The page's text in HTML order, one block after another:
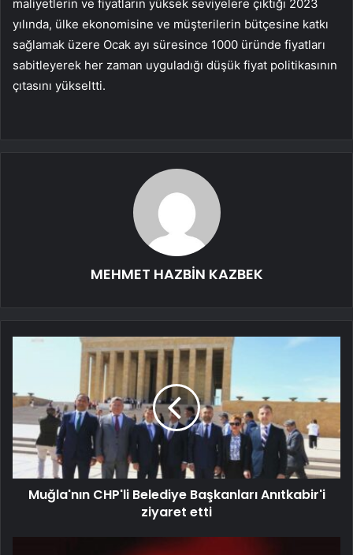
maliyetlerin ve fiyatların yüksek seviyelere çıktığı 2023
yılında, ülke ekonomisine ve müşterilerin bütçesine katkı
sağlamak üzere Ocak ayı süresince 1000 üründe fiyatları
sabitleyerek her zaman uyguladığı düşük fiyat politikasının
çıtasını yükseltti.
MEHMET HAZBİN KAZBEK
Muğla'nın CHP'li Belediye Başkanları Anıtkabir'i
ziyaret etti